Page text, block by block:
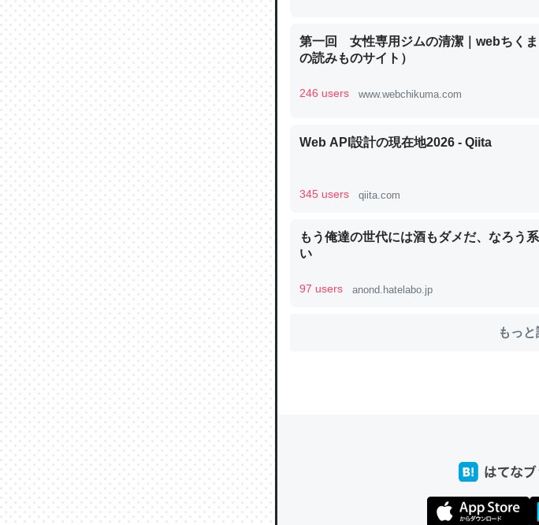
これを元に考えるとカルシウムを大量に使う
─ニュース :: 【研究発表】昆虫学の大問題＝「昆虫は
ウチもEchoを実家に置いて４年。でたまに
中。あと、Googleマップで位置情報を共有
─たまにLINEするくらいだった遠方の父67歳と僕。
─たまにLINEするくらいだった遠方の父67歳と僕。
第一回 女性専用ジムの清潔｜webちく
の読みものサイト）
246 users www.webchikuma.com
Web API設計の現在地2026 - Qiita
345 users qiita.com
もう俺達の世代には酒もダメだ、なろう
い
97 users anond.hatelabo.jp
もっ